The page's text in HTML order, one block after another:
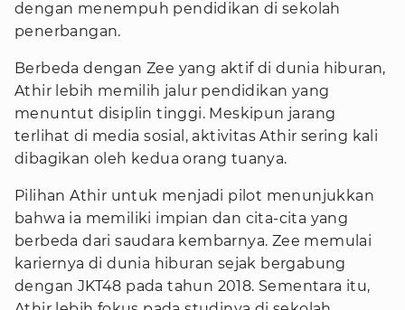
dengan menempuh pendidikan di sekolah
penerbangan.
Berbeda dengan Zee yang aktif di dunia hiburan,
Athir lebih memilih jalur pendidikan yang
menuntut disiplin tinggi. Meskipun jarang
terlihat di media sosial, aktivitas Athir sering kali
dibagikan oleh kedua orang tuanya.
Pilihan Athir untuk menjadi pilot menunjukkan
bahwa ia memiliki impian dan cita-cita yang
berbeda dari saudara kembarnya. Zee memulai
kariernya di dunia hiburan sejak bergabung
dengan JKT48 pada tahun 2018. Sementara itu,